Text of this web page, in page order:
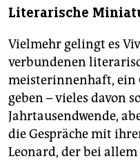
Literarische
Vielmehr gelingt es
verbundenen
meisterinnenhaft, ein
geben – vieles davon
Jahrtausendwende,
die Gespräche mit
Leonard, der bei